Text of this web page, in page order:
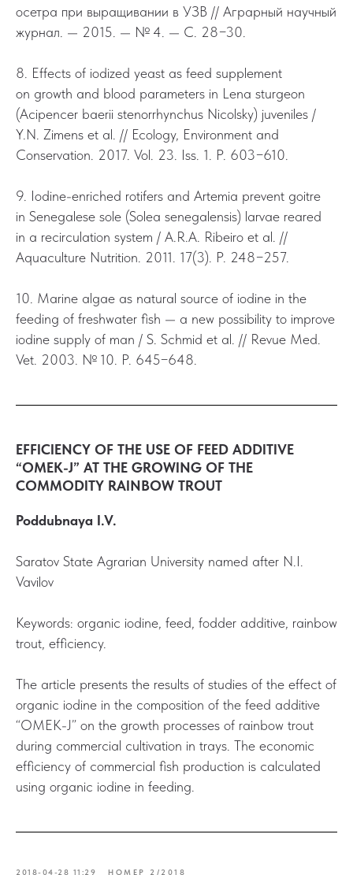
осетра при выращивании в УЗВ // Аграрный научный
журнал. — 2015. — № 4. — С. 28−30.
8. Effects of iodized yeast as feed supplement
on growth and blood parameters in Lena sturgeon
(Acipencer baerii stenorrhynchus Nicolsky) juveniles /
Y.N. Zimens et al. // Ecology, Environment and
Conservation. 2017. Vol. 23. Iss. 1. P. 603−610.
9. Iodine-enriched rotifers and Artemia prevent goitre
in Senegalese sole (Solea senegalensis) larvae reared
in a recirculation system / A.R.А. Ribeiro et al. //
Aquaculture Nutrition. 2011. 17(3). Р. 248−257.
10. Marine algae as natural source of iodine in the
feeding of freshwater fish — a new possibility to improve
iodine supply of man / S. Schmid et al. // Revue Med.
Vet. 2003. № 10. Р. 645−648.
EFFICIENCY OF THE USE OF FEED ADDITIVE
“OMEK-J” AT THE GROWING OF THE
COMMODITY RAINBOW TROUT
Poddubnaya I.V.
Saratov State Agrarian University named after N.I.
Vavilov
Keywords: organic iodine, feed, fodder additive, rainbow
trout, efficiency.
The article presents the results of studies of the effect of
organic iodine in the composition of the feed additive
“OMEK-J” on the growth processes of rainbow trout
during commercial cultivation in trays. The economic
efficiency of commercial fish production is calculated
using organic iodine in feeding.
2018-04-28 11:29 НОМЕР 2/2018